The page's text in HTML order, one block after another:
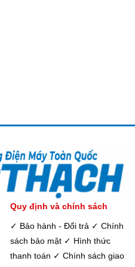
Quy định và chính sách
✓ Bảo hành - Đổi trả ✓ Chính
sách bảo mật ✓ Hình thức
thanh toán ✓ Chính sách giao